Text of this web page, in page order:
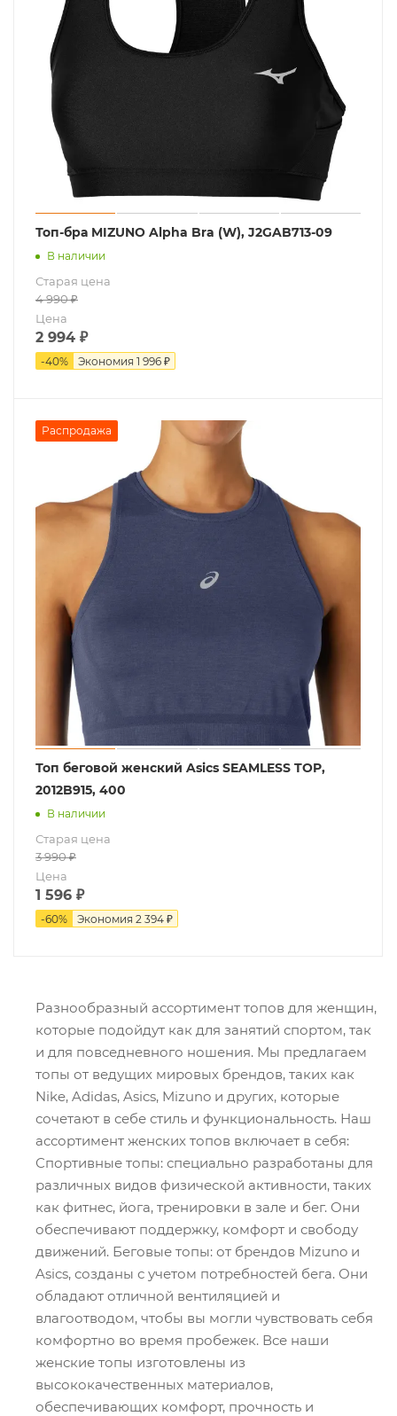
Топ-бра MIZUNO Alpha Bra (W), J2GAB713-09
В наличии
Старая цена
4 990₽
Цена
2 994 ₽
-40% Экономия 1 996 ₽
Распродажа
Топ беговой женский Asics SEAMLESS TOP,
2012B915, 400
В наличии
Старая цена
3 990₽
Цена
1 596 ₽
-60% Экономия 2 394 ₽
Разнообразный ассортимент топов для женщин,
которые подойдут как для занятий спортом, так
и для повседневного ношения. Мы предлагаем
топы от ведущих мировых брендов, таких как
Nike, Adidas, Asics, Mizuno и других, которые
сочетают в себе стиль и функциональность. Наш
ассортимент женских топов включает в себя:
Спортивные топы: специально разработаны для
различных видов физической активности, таких
как фитнес, йога, тренировки в зале и бег. Они
обеспечивают поддержку, комфорт и свободу
движений. Беговые топы: от брендов Mizuno и
Asics, созданы с учетом потребностей бега. Они
обладают отличной вентиляцией и
влагоотводом, чтобы вы могли чувствовать себя
комфортно во время пробежек. Все наши
женские топы изготовлены из
высококачественных материалов,
обеспечивающих комфорт, прочность и